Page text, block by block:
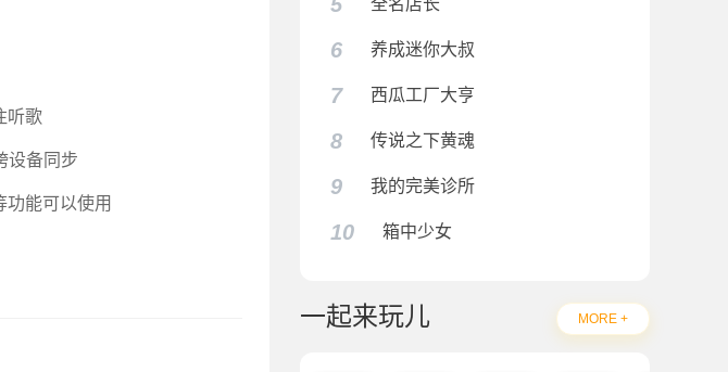
听歌
设备同步
能可以使用
全名店长
6 养成迷你大叔
7 西瓜工厂大亨
8 传说之下黄魂
9 我的完美诊所
10 箱中少女
一起来玩儿 MORE +